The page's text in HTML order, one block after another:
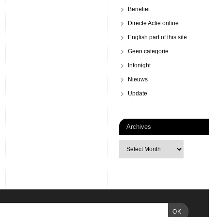
Benefiet
Directe Actie online
English part of this site
Geen categorie
Infonight
Nieuws
Update
Archives
OK